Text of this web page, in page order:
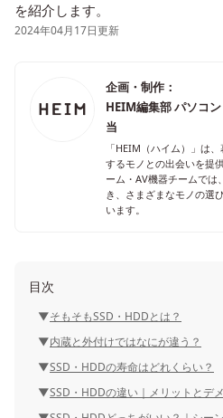
を紹介します。
2024年04月17日更新
企画・制作：
HEIM編集部 パソコ
当
「HEIM（ハイム）」は
するモノとの出会いを提
ーム・AV機器チームで
き、さまざまなモノの選
います。
目次
そもそもSSD・HDDとは？
内蔵と外付けではなにが違う？
SSD・HDDの寿命はどれくらい？
SSD・HDDの違い｜メリットとデ